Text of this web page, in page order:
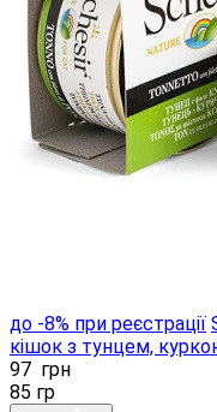
до -8% при реєстрації
кішок з тунцем,
97 грн
85 гр